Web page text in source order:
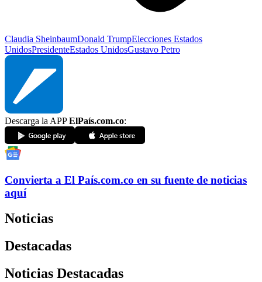
Claudia SheinbaumDonald TrumpElecciones Estados
UnidosPresidenteEstados UnidosGustavo Petro
Descarga la APPElPaís.com.co:
Convierta a El País.com.co en su fuente de noticias
aquí
Noticias
Destacadas
Noticias Destacadas